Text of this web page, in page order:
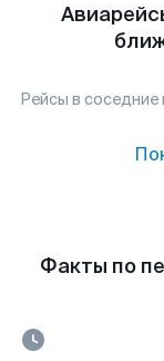
Рейсы в соседние
Факты по